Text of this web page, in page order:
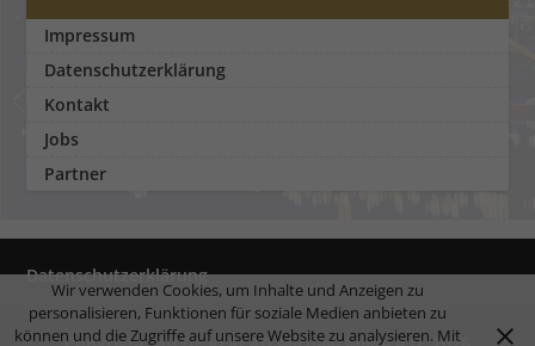
Impressum
Datenschutzerklärung
Kontakt
Jobs
Partner
Datenschutzerklärung
Wir verwenden Cookies, um Inhalte und Anzeigen zu
personalisieren, Funktionen für soziale Medien anbieten zu
können und die Zugriffe auf unsere Website zu analysieren. Mit